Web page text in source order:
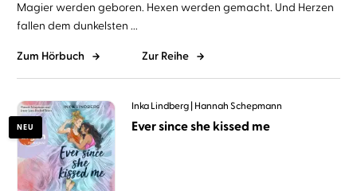
Magier werden geboren. Hexen werden gemacht. Und Herzen
fallen dem dunkelsten ...
Zum Hörbuch Zur Reihe
NEU
Inka Lindberg Hannah Schepmann
Ever since she kissed me